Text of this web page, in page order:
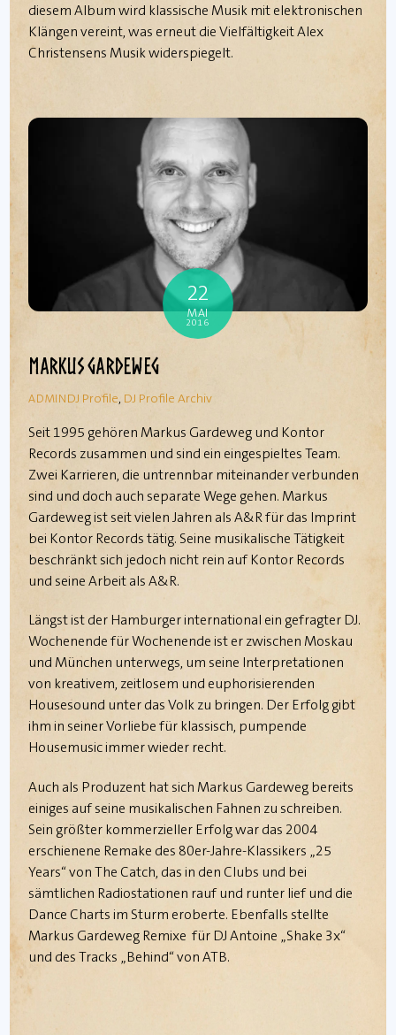
diesem Album wird klassische Musik mit elektronischen
Klängen vereint, was erneut die Vielfältigkeit Alex
Christensens Musik widerspiegelt.
22
MAI
2016
Markus Gardeweg
ADMINDJ Profile, DJ Profile Archiv
Seit 1995 gehören Markus Gardeweg und Kontor
Records zusammen und sind ein eingespieltes Team.
Zwei Karrieren, die untrennbar miteinander verbunden
sind und doch auch separate Wege gehen. Markus
Gardeweg ist seit vielen Jahren als A&R für das Imprint
bei Kontor Records tätig. Seine musikalische Tätigkeit
beschränkt sich jedoch nicht rein auf Kontor Records
und seine Arbeit als A&R.
Längst ist der Hamburger international ein gefragter DJ.
Wochenende für Wochenende ist er zwischen Moskau
und München unterwegs, um seine Interpretationen
von kreativem, zeitlosem und euphorisierenden
Housesound unter das Volk zu bringen. Der Erfolg gibt
ihm in seiner Vorliebe für klassisch, pumpende
Housemusic immer wieder recht.
Auch als Produzent hat sich Markus Gardeweg bereits
einiges auf seine musikalischen Fahnen zu schreiben.
Sein größter kommerzieller Erfolg war das 2004
erschienene Remake des 80er-Jahre-Klassikers „25
Years“ von The Catch, das in den Clubs und bei
sämtlichen Radiostationen rauf und runter lief und die
Dance Charts im Sturm eroberte. Ebenfalls stellte
Markus Gardeweg Remixe für DJ Antoine „Shake 3x“
und des Tracks „Behind“ von ATB.